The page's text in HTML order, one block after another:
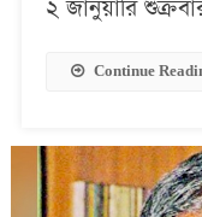
২ জানুয়ারি
Continue